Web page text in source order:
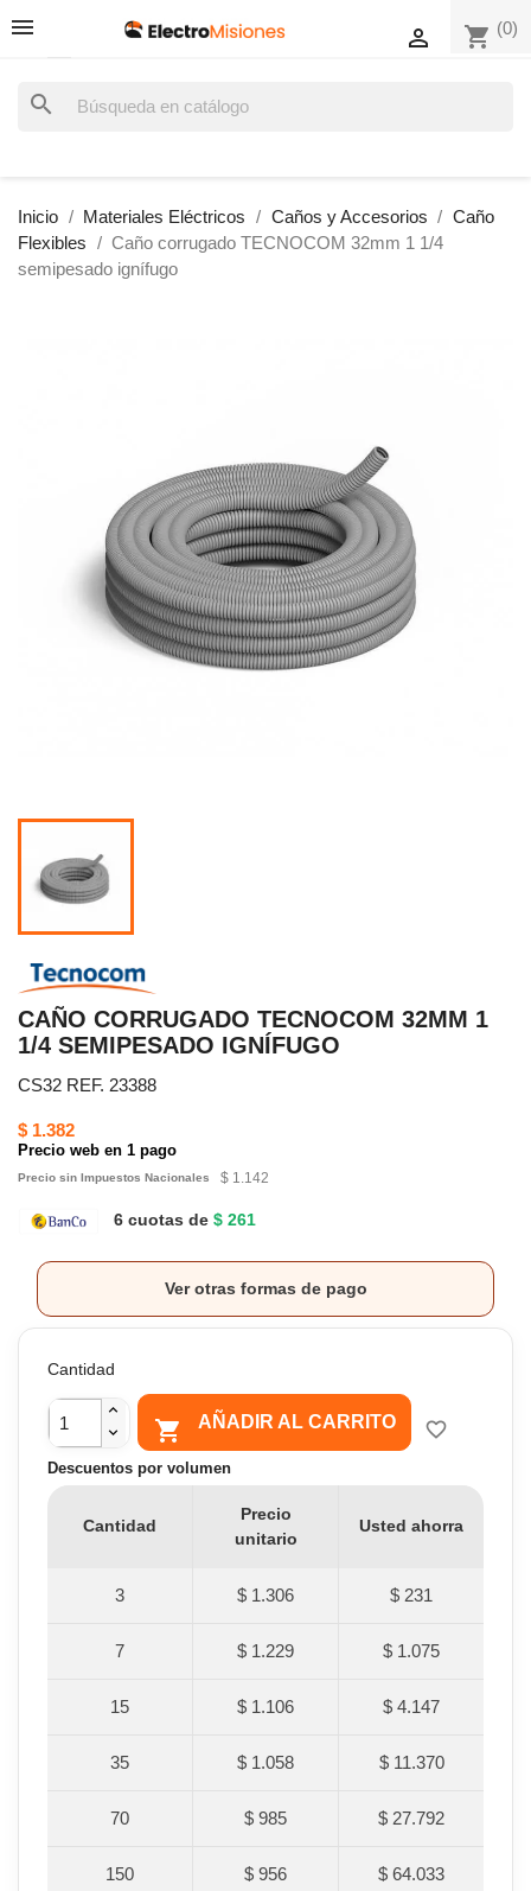
shopping_cart (0)

search
Inicio Materiales Eléctricos Caños y Accesorios
Caño
Flexibles
Caño corrugado TECNOCOM 32mm 1 1/4
semipesado ignífugo
CAÑO CORRUGADO TECNOCOM 32MM 1
1/4 SEMIPESADO IGNÍFUGO
CS32 REF. 23388
$ 1.382
Precio web en 1 pago
Precio sin Impuestos Nacionales $ 1.142
6 cuotas de $ 261
Ver otras formas de pago
Cantidad
 AÑADIR AL CARRITO favorite_border
Descuentos por volumen
Cantidad
Precio
unitario
Usted ahorra
3 $ 1.306 $ 231
7 $ 1.229 $ 1.075
15 $ 1.106 $ 4.147
35 $ 1.058 $ 11.370
70 $ 985 $ 27.792
150 $ 956 $ 64.033